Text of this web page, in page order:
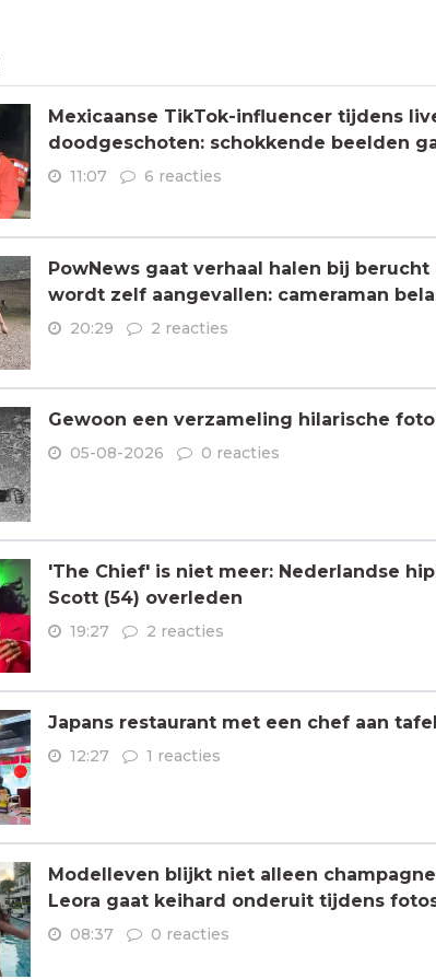
Mexicaanse TikTok-influencer tijdens
doodgeschoten: schokkende beelden
11:07 6 reacties
PowNews gaat verhaal halen bij
wordt zelf aangevallen: cameraman
20:29 2 reacties
Gewoon een verzameling hilarische
05-08-2026 0 reacties
'The Chief' is niet meer: Nederlandse
Scott (54) overleden
19:27 2 reacties
Japans restaurant met een chef aan
12:27 1 reacties
Modelleven blijkt niet alleen
Leora gaat keihard onderuit tijdens
08:37 0 reacties